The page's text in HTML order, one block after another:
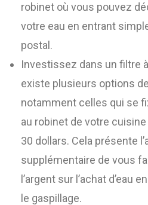
robinet où vous pouvez
votre eau en entrant
postal.
Investissez dans un filtre
existe plusieurs options
notamment celles qui se
au robinet de votre
30 dollars. Cela présente
supplémentaire de vous
l’argent sur l’achat d’eau
le gaspillage.